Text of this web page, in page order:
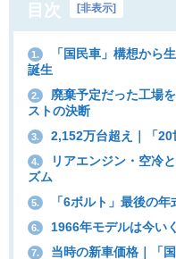
目次 [非表示]
1.
「国民車」構想から
誕生
2.
廃棄予定だった工場
ストの決断
3. 2,152万台超え｜「
4.
リアエンジン・空冷
ズム
5. 「6ボルト」最後の
6. 1966年モデルは今い
7. 当時の新車価格｜「